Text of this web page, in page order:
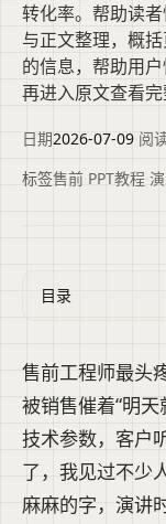
转化率。帮助读
与正文整理，概
的信息，帮助用
再进入原文查看完
日期2026-07-09 阅
标签售前 PPT教程
目录
售前工程师最头
被销售催着“明
技术参数，客户
了，我见过不少
麻麻的字，演讲